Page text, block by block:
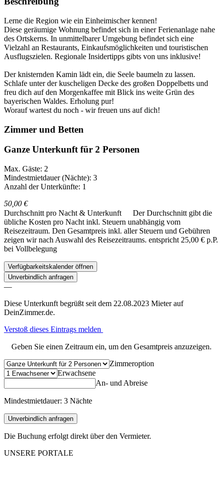
Lerne die Region wie ein Einheimischer kennen!
Diese geräumige Wohnung befindet sich in einer Ferienanlage nahe
des Ortskerns. In unmittelbarer Umgebung befindet sich eine
Vielzahl an Restaurants, Einkaufsmöglichkeiten und touristischen
Ausflugszielen. Regionale Insidertipps gibts von uns inklusive!
Der knisternden Kamin lädt ein, die Seele baumeln zu lassen.
Schlafe unter der kuscheligen Decke des großen Doppelbetts und
freu dich auf den Morgenkaffee mit Blick ins weite Grün des
bayerischen Waldes. Erholung pur!
Worauf wartest du noch - wir freuen uns auf dich!
Zimmer und Betten
Ganze Unterkunft für 2 Personen
Max. Gäste: 2
Mindestmietdauer (Nächte): 3
Anzahl der Unterkünfte: 1
50,00 €
Durchschnitt pro Nacht & Unterkunft
Der Durchschnitt gibt die
übliche Kosten pro Nacht inkl. Steuern unabhängig vom
Reisezeitraum. Den Gesamtpreis inkl. aller Steuern und Gebühren
zeigen wir nach Auswahl des Reisezeitraums. entspricht 25,00 € p.P.
bei Vollbelegung
Verfügbarkeitskalender öffnen
Unverbindlich anfragen
—
Diese Unterkunft begrüßt seit dem 22.08.2023 Mieter auf
DeinZimmer.de.
Verstoß dieses Eintrags melden
Geben Sie einen Zeitraum ein, um den Gesamtpreis anzuzeigen.
Zimmeroption
Erwachsene
An- und Abreise
Mindestmietdauer: 3 Nächte
Unverbindlich anfragen
Die Buchung erfolgt direkt über den Vermieter.
UNSERE PORTALE